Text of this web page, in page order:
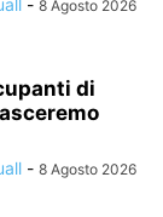
- 8 Agosto 2026
di
- 8 Agosto 2026